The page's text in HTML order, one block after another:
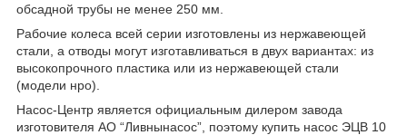
обсадной трубы не менее 250 мм.
Рабочие колеса всей серии изготовлены из нержавеющей
стали, а отводы могут изготавливаться в двух вариантах: из
высокопрочного пластика или из нержавеющей стали
(модели нро).
Насос-Центр является официальным дилером завода
изготовителя АО “Ливнынасос”, поэтому купить насос ЭЦВ 10